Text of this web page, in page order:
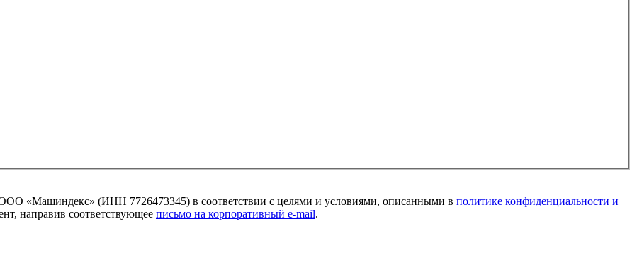
«Машиндекс» (ИНН 7726473345) в соответствии с целями и условиями, описанными в политике конфиденциальности и
направив соответствующее письмо на корпоративный e-mail.